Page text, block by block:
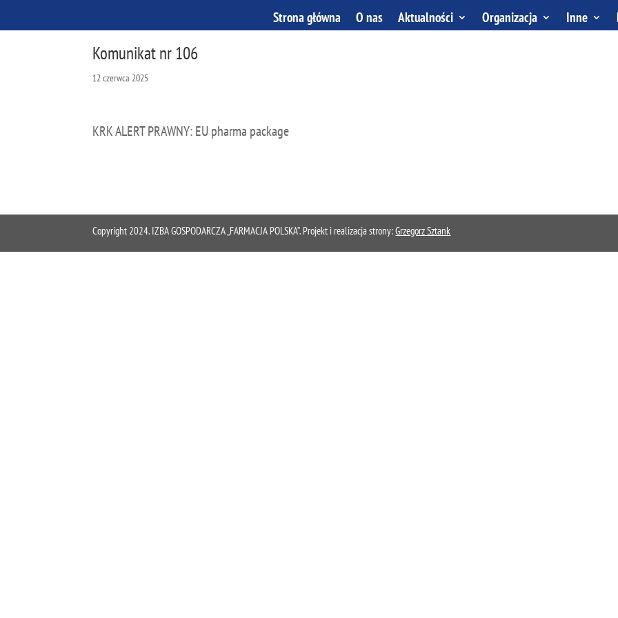
Strona główna O nas Aktualności Organizacja Inne
Komunikat nr 106
12 czerwca 2025
KRK ALERT PRAWNY: EU pharma package
Copyright 2024. IZBA GOSPODARCZA „FARMACJA POLSKA”. Projekt i realizacja strony:Grzegorz Sztank